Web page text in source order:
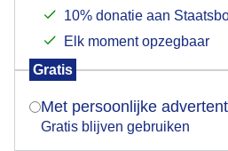
10% donatie aan
Elk moment opzegbaar
Gratis
Met persoonlijke
Gratis blijven gebruiken
verschijnt er zo een pop-up
Is goed, toon